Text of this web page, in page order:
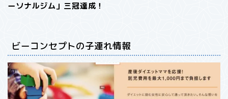
ーソナルジム」三冠達成！
ビーコンセプトの子連れ情報